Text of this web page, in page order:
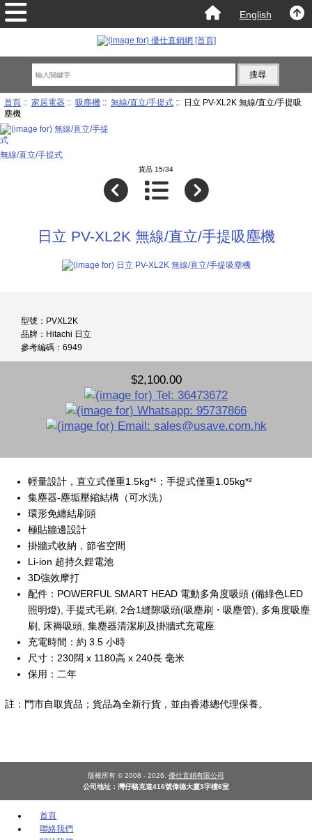
English
首頁:: 家居電器:: 吸塵機:: 無線/直立/手提式:: 日立 PV-XL2K 無線/直立/手提吸
塵機
無線/直立/手提式
貨品 15/34
日立 PV-XL2K 無線/直立/手提吸塵機
型號：PVXL2K
品牌：Hitachi 日立
參考編碼：6949
$2,100.00
輕量設計，直立式僅重1.5kg*¹；手提式僅重1.05kg*²
集塵器-塵垢壓縮結構（可水洗）
環形免纏結刷頭
極貼牆邊設計
掛牆式收納，節省空間
Li-ion 超持久鋰電池
3D強效摩打
配件：POWERFUL SMART HEAD 電動多角度吸頭 (備綠色LED
照明燈), 手提式毛刷, 2合1縫隙吸頭(吸塵刷・吸塵管), 多角度吸塵
刷, 床褥吸頭, 集塵器清潔刷及掛牆式充電座
充電時間：約 3.5 小時
尺寸：230闊 x 1180高 x 240長 毫米
保用：二年
註：門市自取貨品；貨品為全新行貨，並由香港總代理保養。
版權所有 © 2008 - 2026. 優仕直銷有限公司
公司地址：灣仔駱克道416號偉德大廈3字樓6室
首頁
聯絡我們